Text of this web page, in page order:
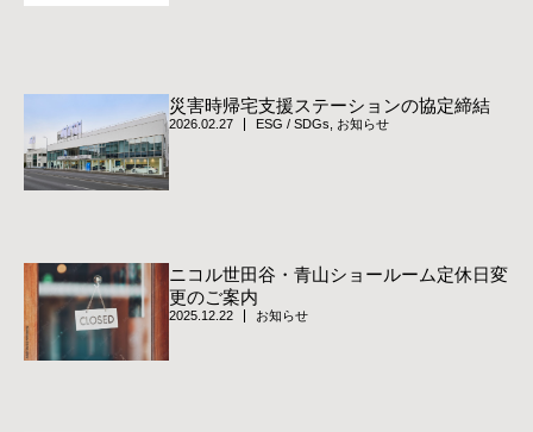
災害時帰宅支援ステーションの協定締結
2026.02.27 ESG / SDGs お知らせ
ニコル世田谷・青山ショールーム定休日変
更のご案内
2025.12.22 お知らせ